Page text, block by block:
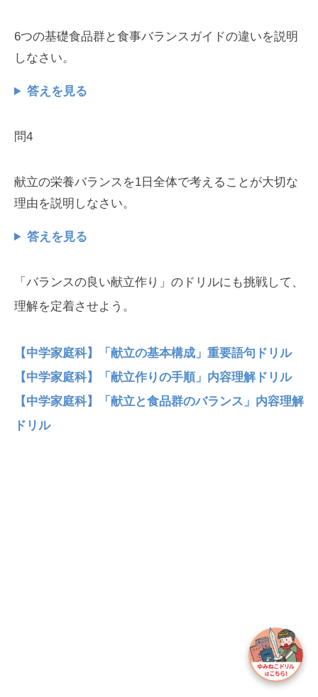
6つの基礎食品群と食事バランスガイドの違いを説明
しなさい。
答えを見る
問4
献立の栄養バランスを1日全体で考えることが大切な
理由を説明しなさい。
答えを見る
「バランスの良い献立作り」のドリルにも挑戦して、
理解を定着させよう。
【中学家庭科】「献立の基本構成」重要語句ドリル
【中学家庭科】「献立作りの手順」内容理解ドリル
【中学家庭科】「献立と食品群のバランス」内容理解
ドリル